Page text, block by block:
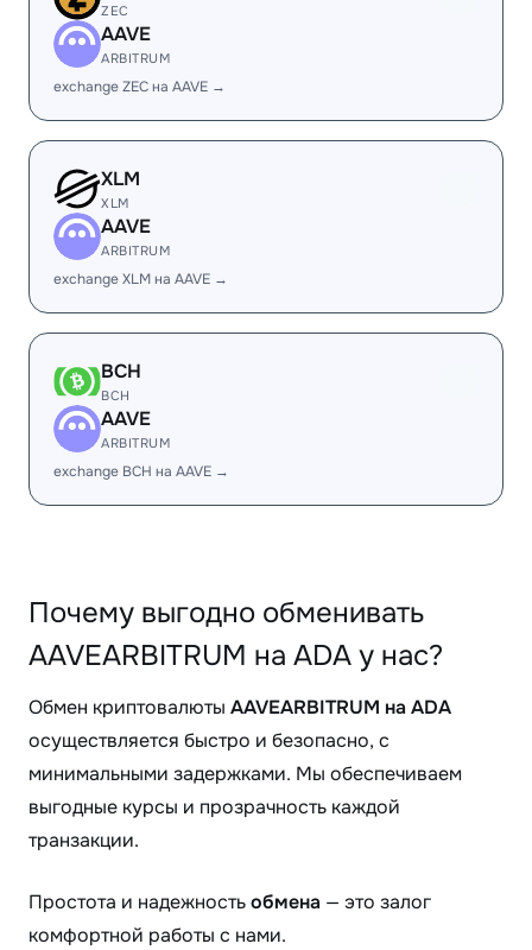
ZEC
AAVE
ARBITRUM
exchange ZEC на AAVE →
XLM
XLM
AAVE
ARBITRUM
exchange XLM на AAVE →
BCH
BCH
AAVE
ARBITRUM
exchange BCH на AAVE →
Почему выгодно обменивать
AAVEARBITRUM на ADA у нас?
Обмен криптовалюты AAVEARBITRUM на ADA
осуществляется быстро и безопасно, с
минимальными задержками. Мы обеспечиваем
выгодные курсы и прозрачность каждой
транзакции.
Простота и надежностьобмена — это залог
комфортной работы с нами.